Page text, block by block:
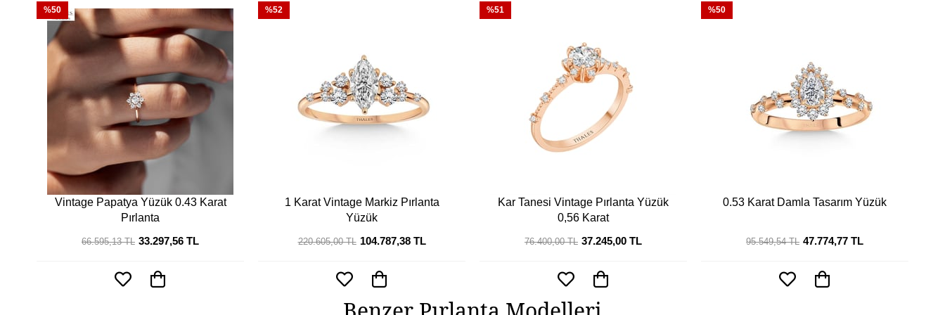
Vintage Papatya Yüzük 0.43 Karat
Pırlanta
33.297,56 TL
66.595,13 TL
%50
1 Karat Vintage Markiz Pırlanta
Yüzük
104.787,38 TL
220.605,00 TL
%52
Kar Tanesi Vintage Pırlanta Yüzük
0,56 Karat
37.245,00 TL
76.400,00 TL
%51
0.53 Karat Damla Tasarım Yüzük
47.774,77 TL
95.549,54 TL
%50